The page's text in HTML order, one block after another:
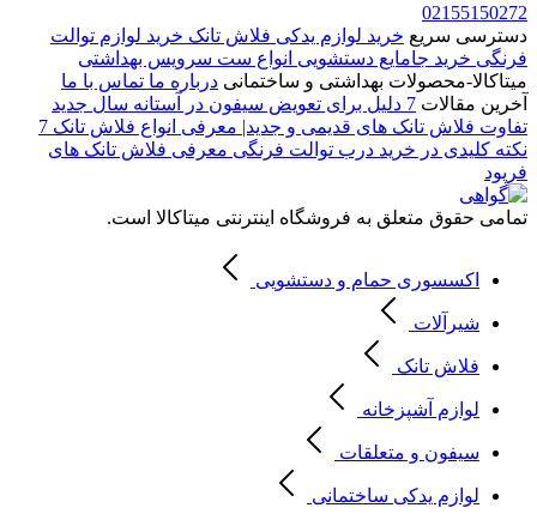
02155150272
دسترسی سریع خرید لوازم یدکی فلاش تانک خرید لوازم توالت
فرنگی خرید جامایع دستشویی انواع ست سرویس بهداشتی
میتاکالا-محصولات بهداشتی و ساختمانی درباره ما تماس با ما
آخرین مقالات 7 دلیل برای تعویض سیفون در آستانه سال جدید
تفاوت فلاش تانک های قدیمی و جدید| معرفی انواع فلاش تانک 7
نکته کلیدی در خرید درب توالت فرنگی معرفی فلاش تانک های
فرپود
تمامی حقوق متعلق به فروشگاه اینترنتی میتاکالا است.
اکسسوری حمام و دستشویی
شیرآلات
فلاش تانک
لوازم آشپزخانه
سیفون و متعلقات
لوازم یدکی ساختمانی